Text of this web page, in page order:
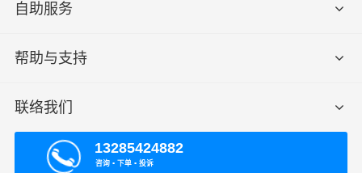
自助服务
帮助与支持
联络我们
13285424882
咨询 ▪ 下单 ▪ 投诉